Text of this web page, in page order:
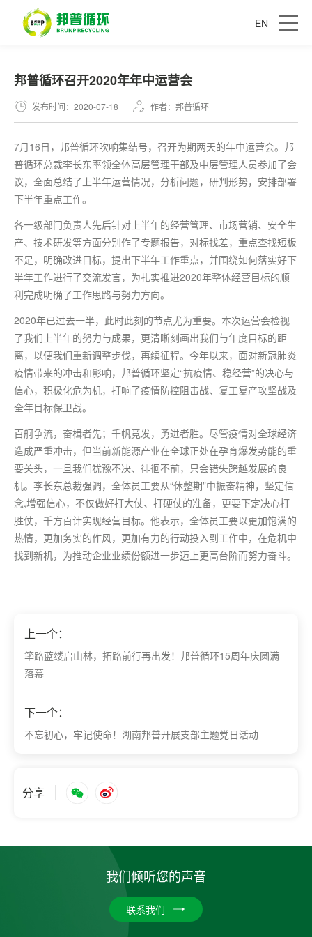
EN
邦普循环召开2020年年中运营会
发布时间：2020-07-18 作者：邦普循环
7月16日，邦普循环吹响集结号，召开为期两天的年中运营会。邦
普循环总裁李长东率领全体高层管理干部及中层管理人员参加了会
议，全面总结了上半年运营情况，分析问题，研判形势，安排部署
下半年重点工作。
各一级部门负责人先后针对上半年的经营管理、市场营销、安全生
产、技术研发等方面分别作了专题报告，对标找差，重点查找短板
不足，明确改进目标，提出下半年工作重点，并围绕如何落实好下
半年工作进行了交流发言，为扎实推进2020年整体经营目标的顺
利完成明确了工作思路与努力方向。
2020年已过去一半，此时此刻的节点尤为重要。本次运营会检视
了我们上半年的努力与成果，更清晰刻画出我们与年度目标的距
离，以便我们重新调整步伐，再续征程。今年以来，面对新冠肺炎
疫情带来的冲击和影响，邦普循环坚定“抗疫情、稳经营”的决心与
信心，积极化危为机，打响了疫情防控阻击战、复工复产攻坚战及
全年目标保卫战。
百舸争流，奋楫者先；千帆竞发，勇进者胜。尽管疫情对全球经济
造成严重冲击，但当前新能源产业在全球正处在孕育爆发势能的重
要关头，一旦我们犹豫不决、徘徊不前，只会错失跨越发展的良
机。李长东总裁强调，全体员工要从“休整期”中振奋精神，坚定信
念,增强信心，不仅做好打大仗、打硬仗的准备，更要下定决心打
胜仗，千方百计实现经营目标。他表示，全体员工要以更加饱满的
热情，更加务实的作风，更加有力的行动投入到工作中，在危机中
找到新机，为推动企业业绩份额进一步迈上更高台阶而努力奋斗。
上一个：
筚路蓝缕启山林，拓路前行再出发！邦普循环15周年庆圆满
落幕
下一个：
不忘初心，牢记使命！湖南邦普开展支部主题党日活动
分享
我们倾听您的声音
联系我们